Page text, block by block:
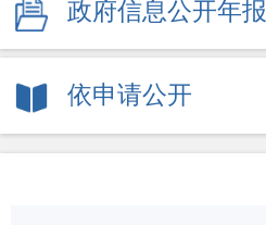
解读回应
政府信息公开年报
依申请公开